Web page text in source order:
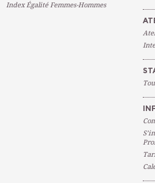
Index Égalité Femmes-Hommes